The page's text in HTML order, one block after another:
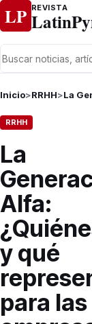
Ir al contenido
LP REVISTA
Inicio>RRHH>La
RRHH
La
Alfa:
y qué
para las